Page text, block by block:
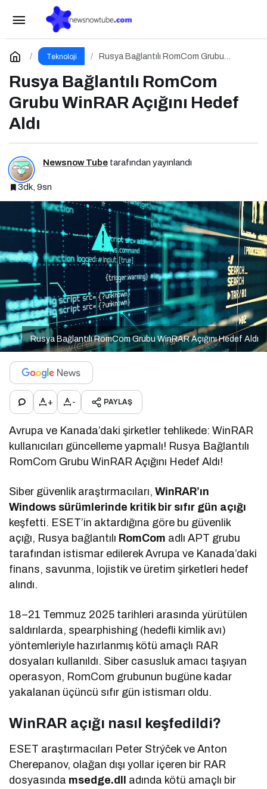
Teknoloji
Rusya Bağlantılı RomCom Grubu
Rusya Bağlantılı RomCom
Grubu WinRAR Açığını Hedef
Aldı
Newsnow Tube tarafından yayınlandı
3dk, 9sn
Rusya Bağlantılı RomCom Grubu WinRAR Açığını Hedef Aldı
+ - PAYLAŞ
Avrupa ve Kanada’daki şirketler tehlikede: WinRAR
kullanıcıları güncelleme yapmalı! Rusya Bağlantılı
RomCom Grubu WinRAR Açığını Hedef Aldı!
Siber güvenlik araştırmacıları,WinRAR’ın
Windows sürümlerinde kritik bir sıfır gün açığı
keşfetti. ESET’in aktardığına göre bu güvenlik
açığı, Rusya bağlantılı RomCom adlı APT grubu
tarafından istismar edilerek Avrupa ve Kanada’daki
finans, savunma, lojistik ve üretim şirketleri hedef
alındı.
18–21 Temmuz 2025 tarihleri arasında yürütülen
saldırılarda, spearphishing (hedefli kimlik avı)
yöntemleriyle hazırlanmış kötü amaçlı RAR
dosyaları kullanıldı. Siber casusluk amacı taşıyan
operasyon, RomCom grubunun bugüne kadar
yakalanan üçüncü sıfır gün istismarı oldu.
WinRAR açığı nasıl keşfedildi?
ESET araştırmacıları Peter Strýček ve Anton
Cherepanov, olağan dışı yollar içeren bir RAR
dosyasında msedge.dll
adında kötü amaçlı bir
YouTube Video İndirme Rehberi
Yorum Yap